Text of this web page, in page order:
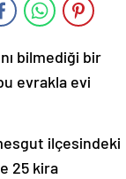
bilmediği bir
evrakla evi
ilçesindeki
25 kira